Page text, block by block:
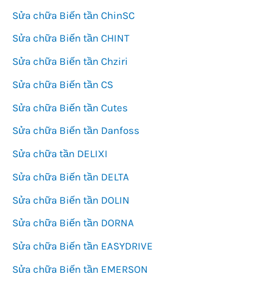
Sửa chữa Biến tần ChinSC
Sửa chữa Biến tần CHINT
Sửa chữa Biến tần Chziri
Sửa chữa Biến tần CS
Sửa chữa Biến tần Cutes
Sửa chữa Biến tần Danfoss
Sửa chữa tần DELIXI
Sửa chữa Biến tần DELTA
Sửa chữa Biến tần DOLIN
Sửa chữa Biến tần DORNA
Sửa chữa Biến tần EASYDRIVE
Sửa chữa Biến tần EMERSON